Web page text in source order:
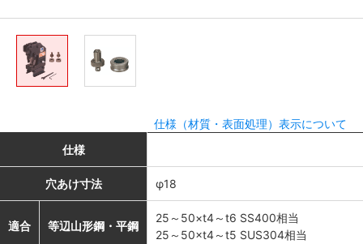
仕様（材質・表面処理）表示について
仕様
穴あけ寸法 φ18
適合 等辺山形鋼・平鋼
25～50×t4～t6 SS400相当
25～50×t4～t5 SUS304相当